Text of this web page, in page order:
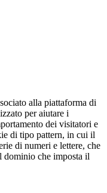
alla piattaforma di
per aiutare i
dei visitatori e
di tipo pattern, in cui il
di numeri e lettere, che
dominio che imposta il